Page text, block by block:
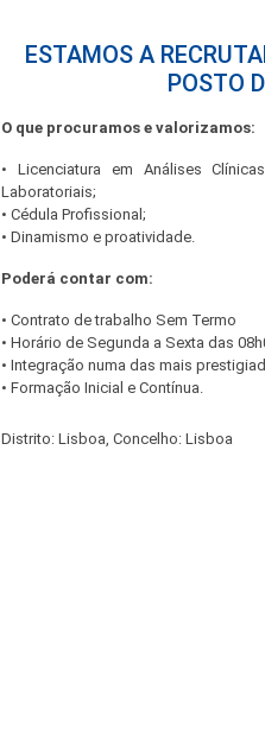
ESTAMOS A
POSTO
O que procuramos e valorizamos:
• Licenciatura em Análises
Laboratoriais;
• Cédula Profissional;
• Dinamismo e proatividade.
Poderá contar com:
• Contrato de trabalho Sem Termo
• Horário de Segunda a Sexta das
• Integração numa das mais
• Formação Inicial e Contínua.
Distrito: Lisboa, Concelho: Lisboa